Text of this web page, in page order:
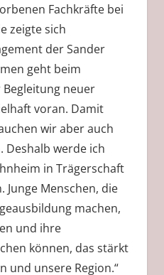
Fachkräfte bei
zeigte sich
der Sander
geht beim
neuer
voran. Damit
wir aber auch
Deshalb werde ich
in Trägerschaft
Junge Menschen, die
machen,
und ihre
können, das stärkt
und unsere Region.“